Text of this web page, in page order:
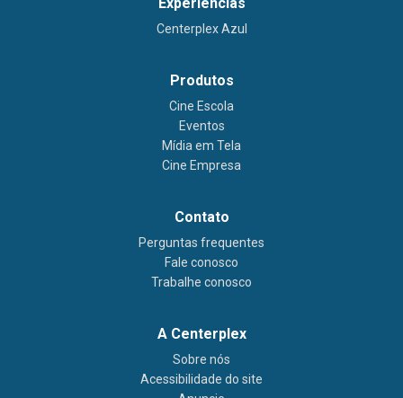
Centerplex Azul
Produtos
Cine Escola
Eventos
Mídia em Tela
Cine Empresa
Contato
Perguntas frequentes
Fale conosco
Trabalhe conosco
A Centerplex
Sobre nós
Acessibilidade do site